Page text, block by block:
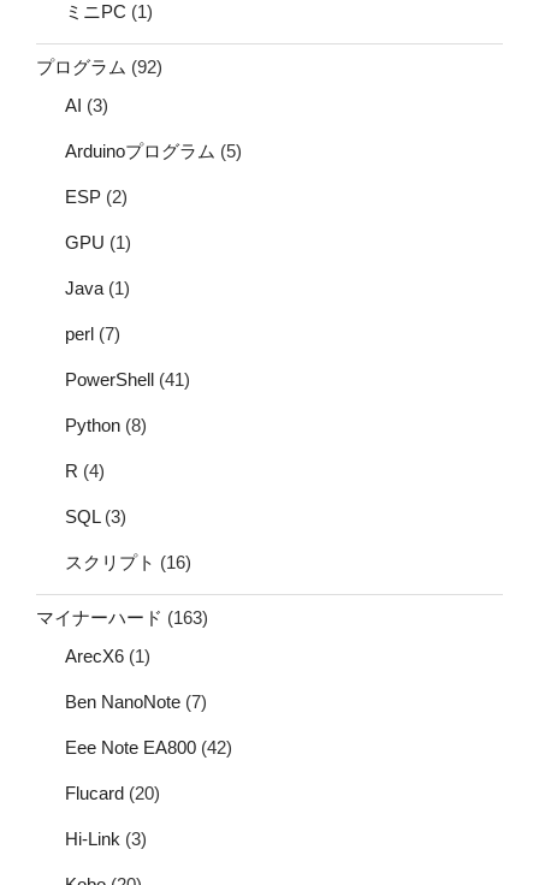
ミニPC (1)
プログラム (92)
AI (3)
Arduinoプログラム (5)
ESP (2)
GPU (1)
Java (1)
perl (7)
PowerShell (41)
Python (8)
R (4)
SQL(3)
スクリプト (16)
マイナーハード (163)
ArecX6 (1)
Ben NanoNote (7)
Eee Note EA800 (42)
Flucard (20)
Hi-Link (3)